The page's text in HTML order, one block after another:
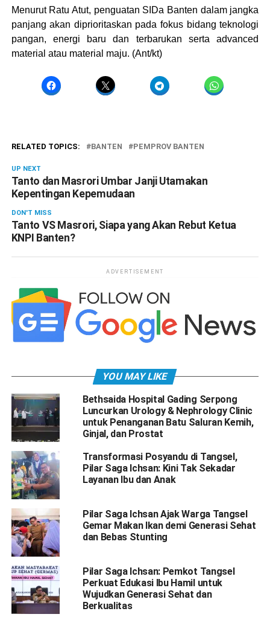
Menurut Ratu Atut, penguatan SIDa Banten dalam jangka
panjang akan diprioritaskan pada fokus bidang teknologi
pangan, energi baru dan terbarukan serta advanced
material atau material maju. (Ant/kt)
RELATED TOPICS: BANTEN PEMPROV BANTEN
UP NEXT
Tanto dan Masrori Umbar Janji Utamakan
Kepentingan Kepemudaan
DON'T MISS
Tanto VS Masrori, Siapa yang Akan Rebut Ketua
KNPI Banten?
ADVERTISEMENT
YOU MAY LIKE
Bethsaida Hospital Gading Serpong
Luncurkan Urology & Nephrology Clinic
untuk Penanganan Batu Saluran Kemih,
Ginjal, dan Prostat
Transformasi Posyandu di Tangsel,
Pilar Saga Ichsan: Kini Tak Sekadar
Layanan Ibu dan Anak
Pilar Saga Ichsan Ajak Warga Tangsel
Gemar Makan Ikan demi Generasi Sehat
dan Bebas Stunting
Pilar Saga Ichsan: Pemkot Tangsel
Perkuat Edukasi Ibu Hamil untuk
Wujudkan Generasi Sehat dan
Berkualitas